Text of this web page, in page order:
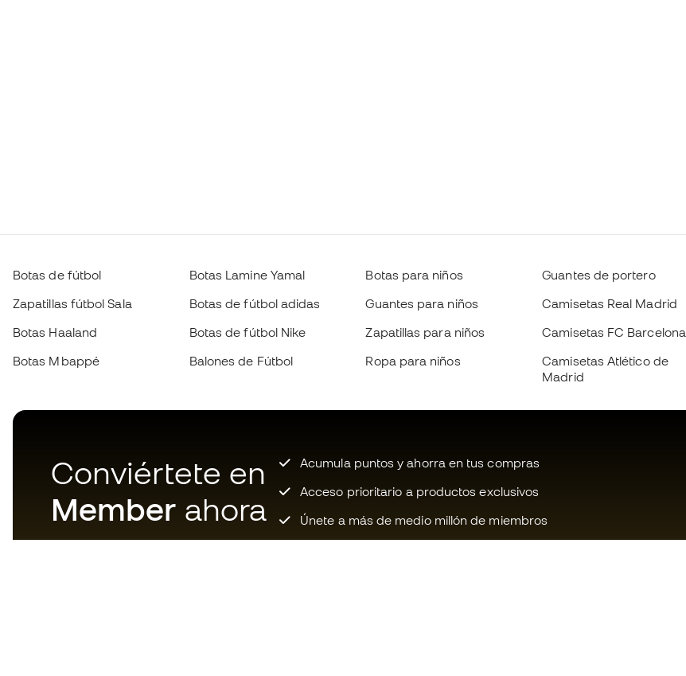
Botas de fútbol
Zapatillas fútbol Sala
Botas Haaland
Botas Mbappé
Botas Lamine Yamal
Botas de fútbol adidas
Botas de fútbol Nike
Balones de Fútbol
Botas para niños
Guantes para niños
Zapatillas para niños
Ropa para niños
Guantes de portero
Camisetas Real Madrid
Camisetas FC Barcelona
Camisetas Atlético de
Madrid
Conviértete en
Member ahora
Acumula puntos y ahorra en tus compras
Acceso prioritario a productos exclusivos
Únete a más de medio millón de miembros